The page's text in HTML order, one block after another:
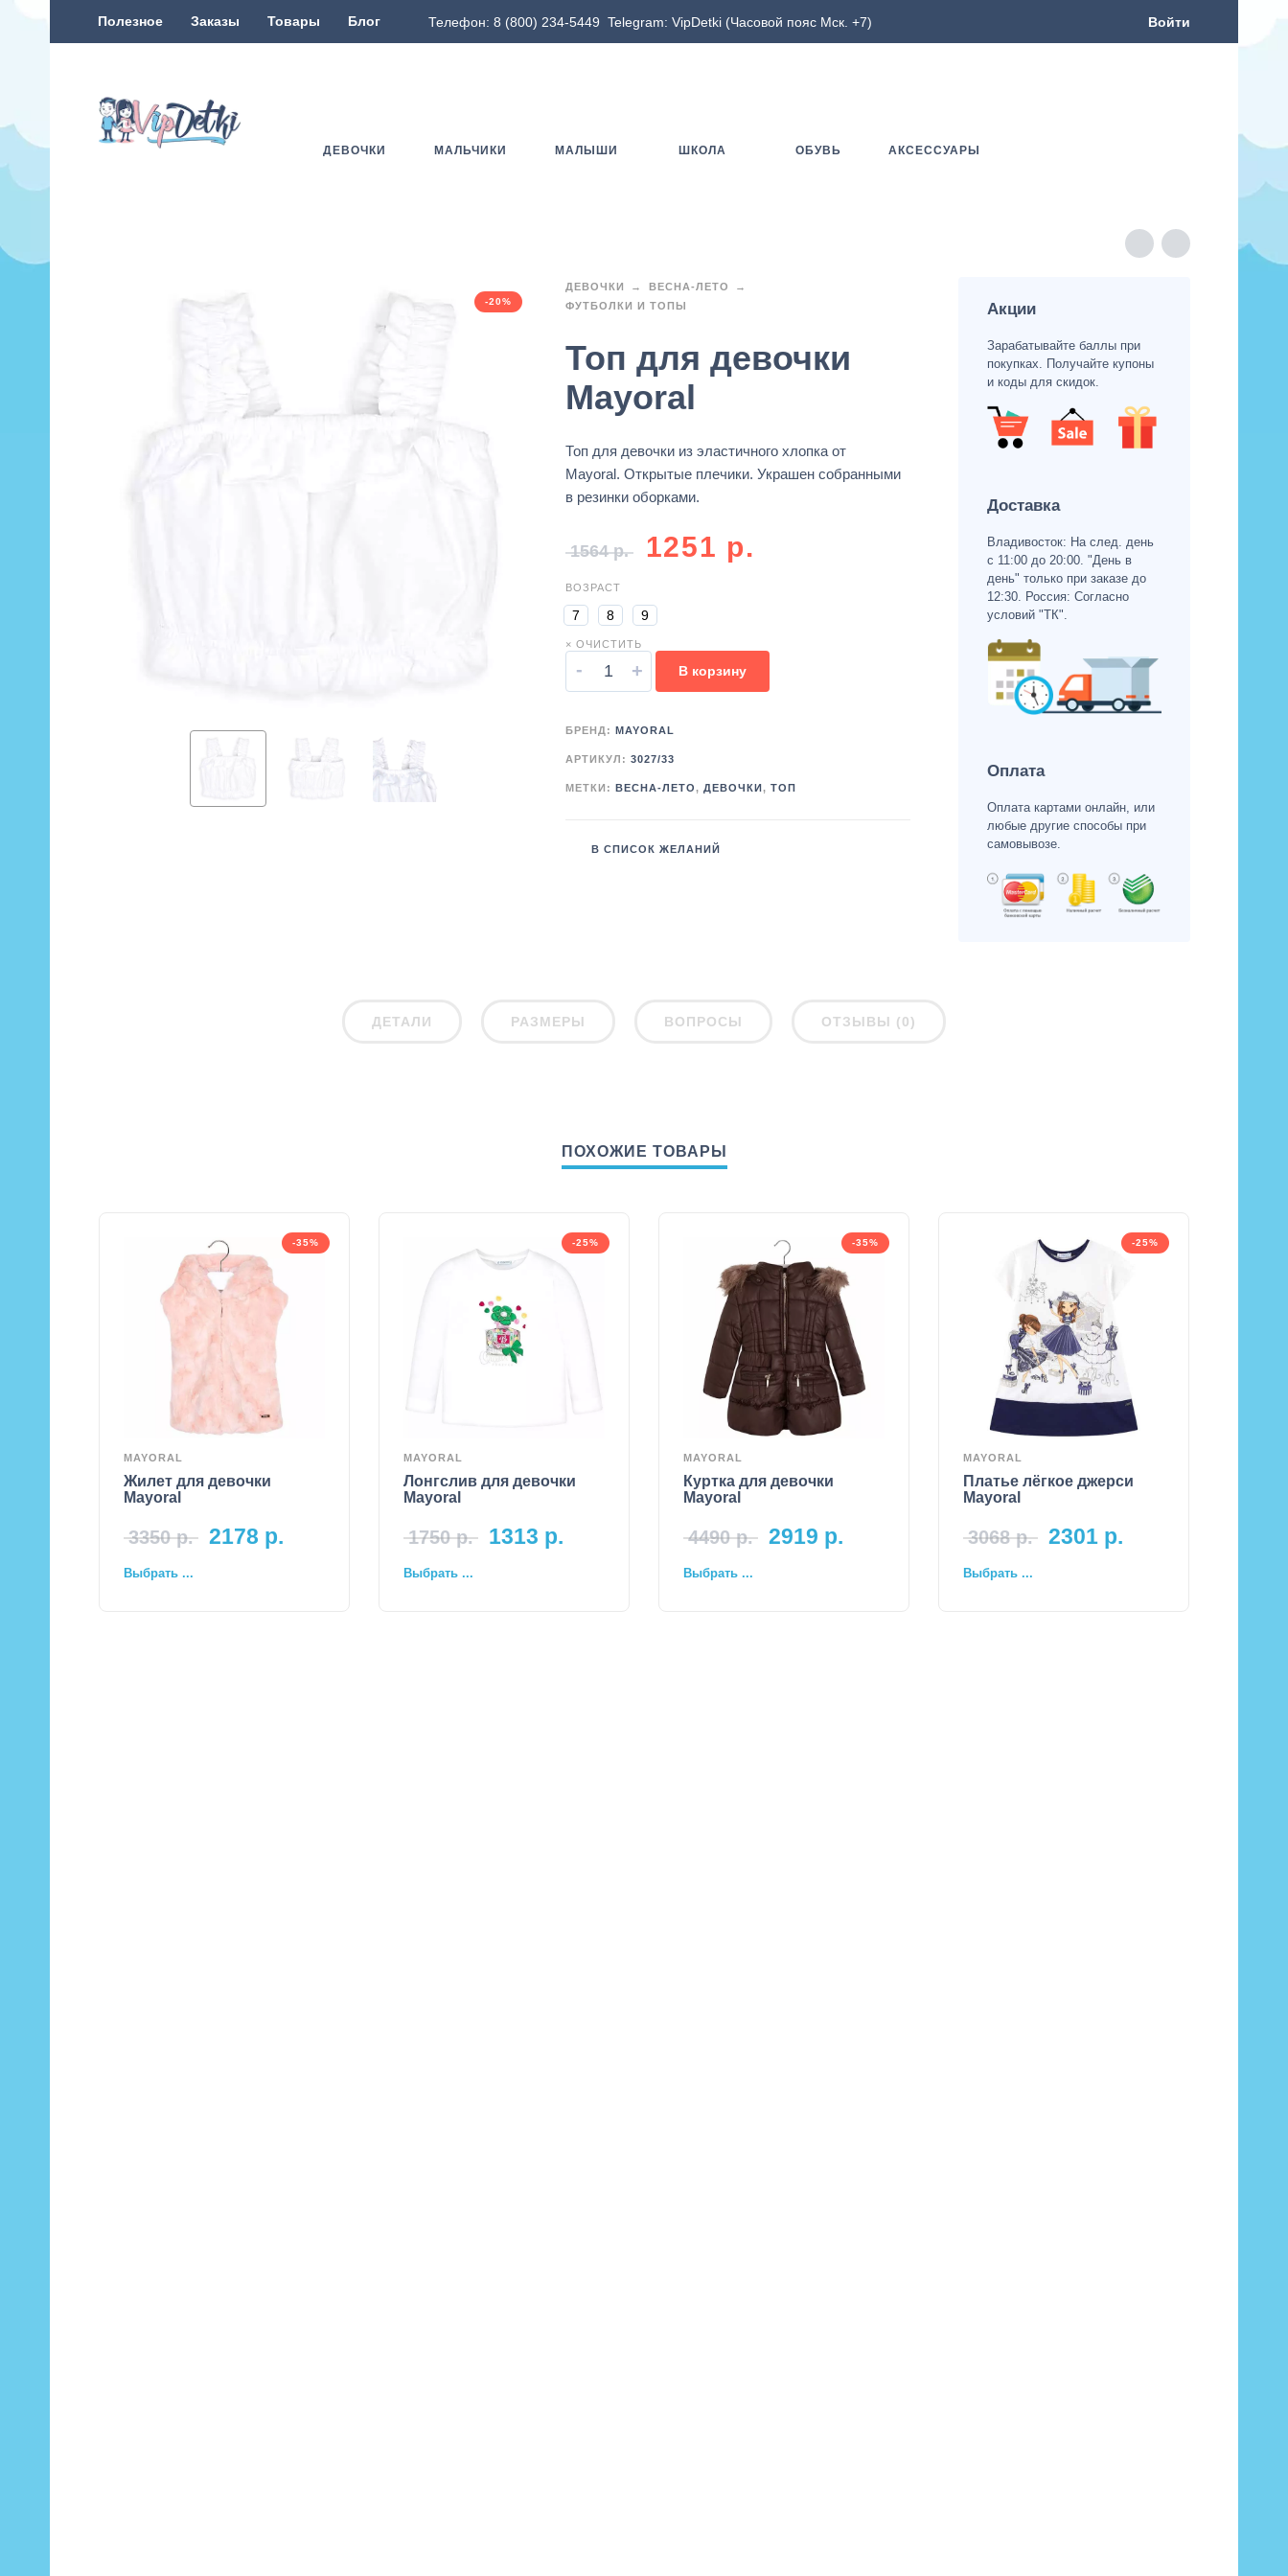
Полезное Заказы Товары Блог Телефон: 8 (800) 234-5449 Telegram: VipDetki (Часовой пояс Мск. +7) Войти
ДЕВОЧКИ МАЛЬЧИКИ МАЛЫШИ ШКОЛА ОБУВЬ АКСЕССУАРЫ
-20%
ДЕВОЧКИ
ВЕСНА-ЛЕТО
ФУТБОЛКИ И ТОПЫ
Топ для девочки
Mayoral
Топ для девочки из эластичного хлопка от
Mayoral. Открытые плечики. Украшен собранными
в резинки оборками.
1564р. 1251 р.
ВОЗРАСТ
7 8 9
× ОЧИСТИТЬ
- + В корзину
БРЕНД: MAYORAL
АРТИКУЛ: 3027/33
МЕТКИ: ВЕСНА-ЛЕТО, ДЕВОЧКИ , ТОП
В СПИСОК ЖЕЛАНИЙ
Акции
Зарабатывайте баллы при
покупках. Получайте купоны
и коды для скидок.
Доставка
Владивосток: На след. день
с 11:00 до 20:00. "День в
день" только при заказе до
12:30. Россия: Согласно
условий "ТК".
Оплата
Оплата картами онлайн, или
любые другие способы при
самовывозе.
ДЕТАЛИ РАЗМЕРЫ ВОПРОСЫ ОТЗЫВЫ (0)
ПОХОЖИЕ ТОВАРЫ
-35%
MAYORAL
Жилет для девочки
Mayoral
3350р. 2178 р.
Выбрать ...
-25%
MAYORAL
Лонгслив для девочки
Mayoral
1750р. 1313 р.
Выбрать ...
-35%
MAYORAL
Куртка для девочки
Mayoral
4490р. 2919 р.
Выбрать ...
-25%
MAYORAL
Платье лёгкое джерси
Mayoral
3068р. 2301 р.
Выбрать ...